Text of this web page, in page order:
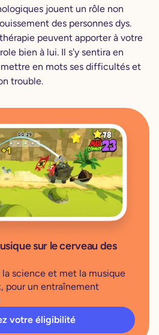
jouent un rôle non
des personnes dys.
peuvent apporter à votre
bien à lui. Il s'y sentira en
en mots ses difficultés et
trouble.
sur le cerveau des
la science et met la musique
pour un entraînement
votre éligibilité